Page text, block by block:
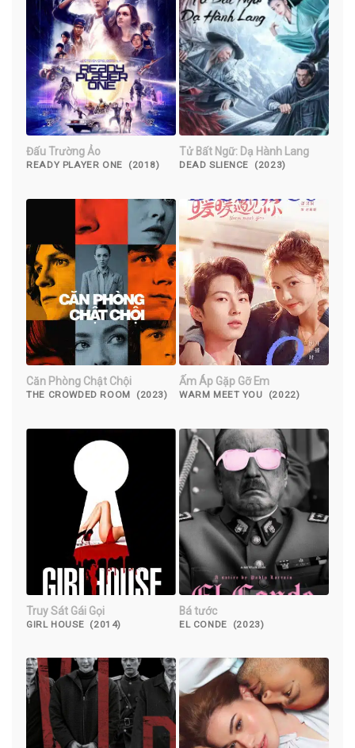
Đấu Trường Ảo
READY PLAYER ONE (2018)
Tử Bất Ngữ: Dạ Hành Lang
DEAD SLIENCE (2023)
Căn Phòng Chật Chội
THE CROWDED ROOM (2023)
Ấm Áp Gặp Gỡ Em
WARM MEET YOU (2022)
Truy Sát Gái Gọi
GIRL HOUSE (2014)
Bá tước
EL CONDE (2023)